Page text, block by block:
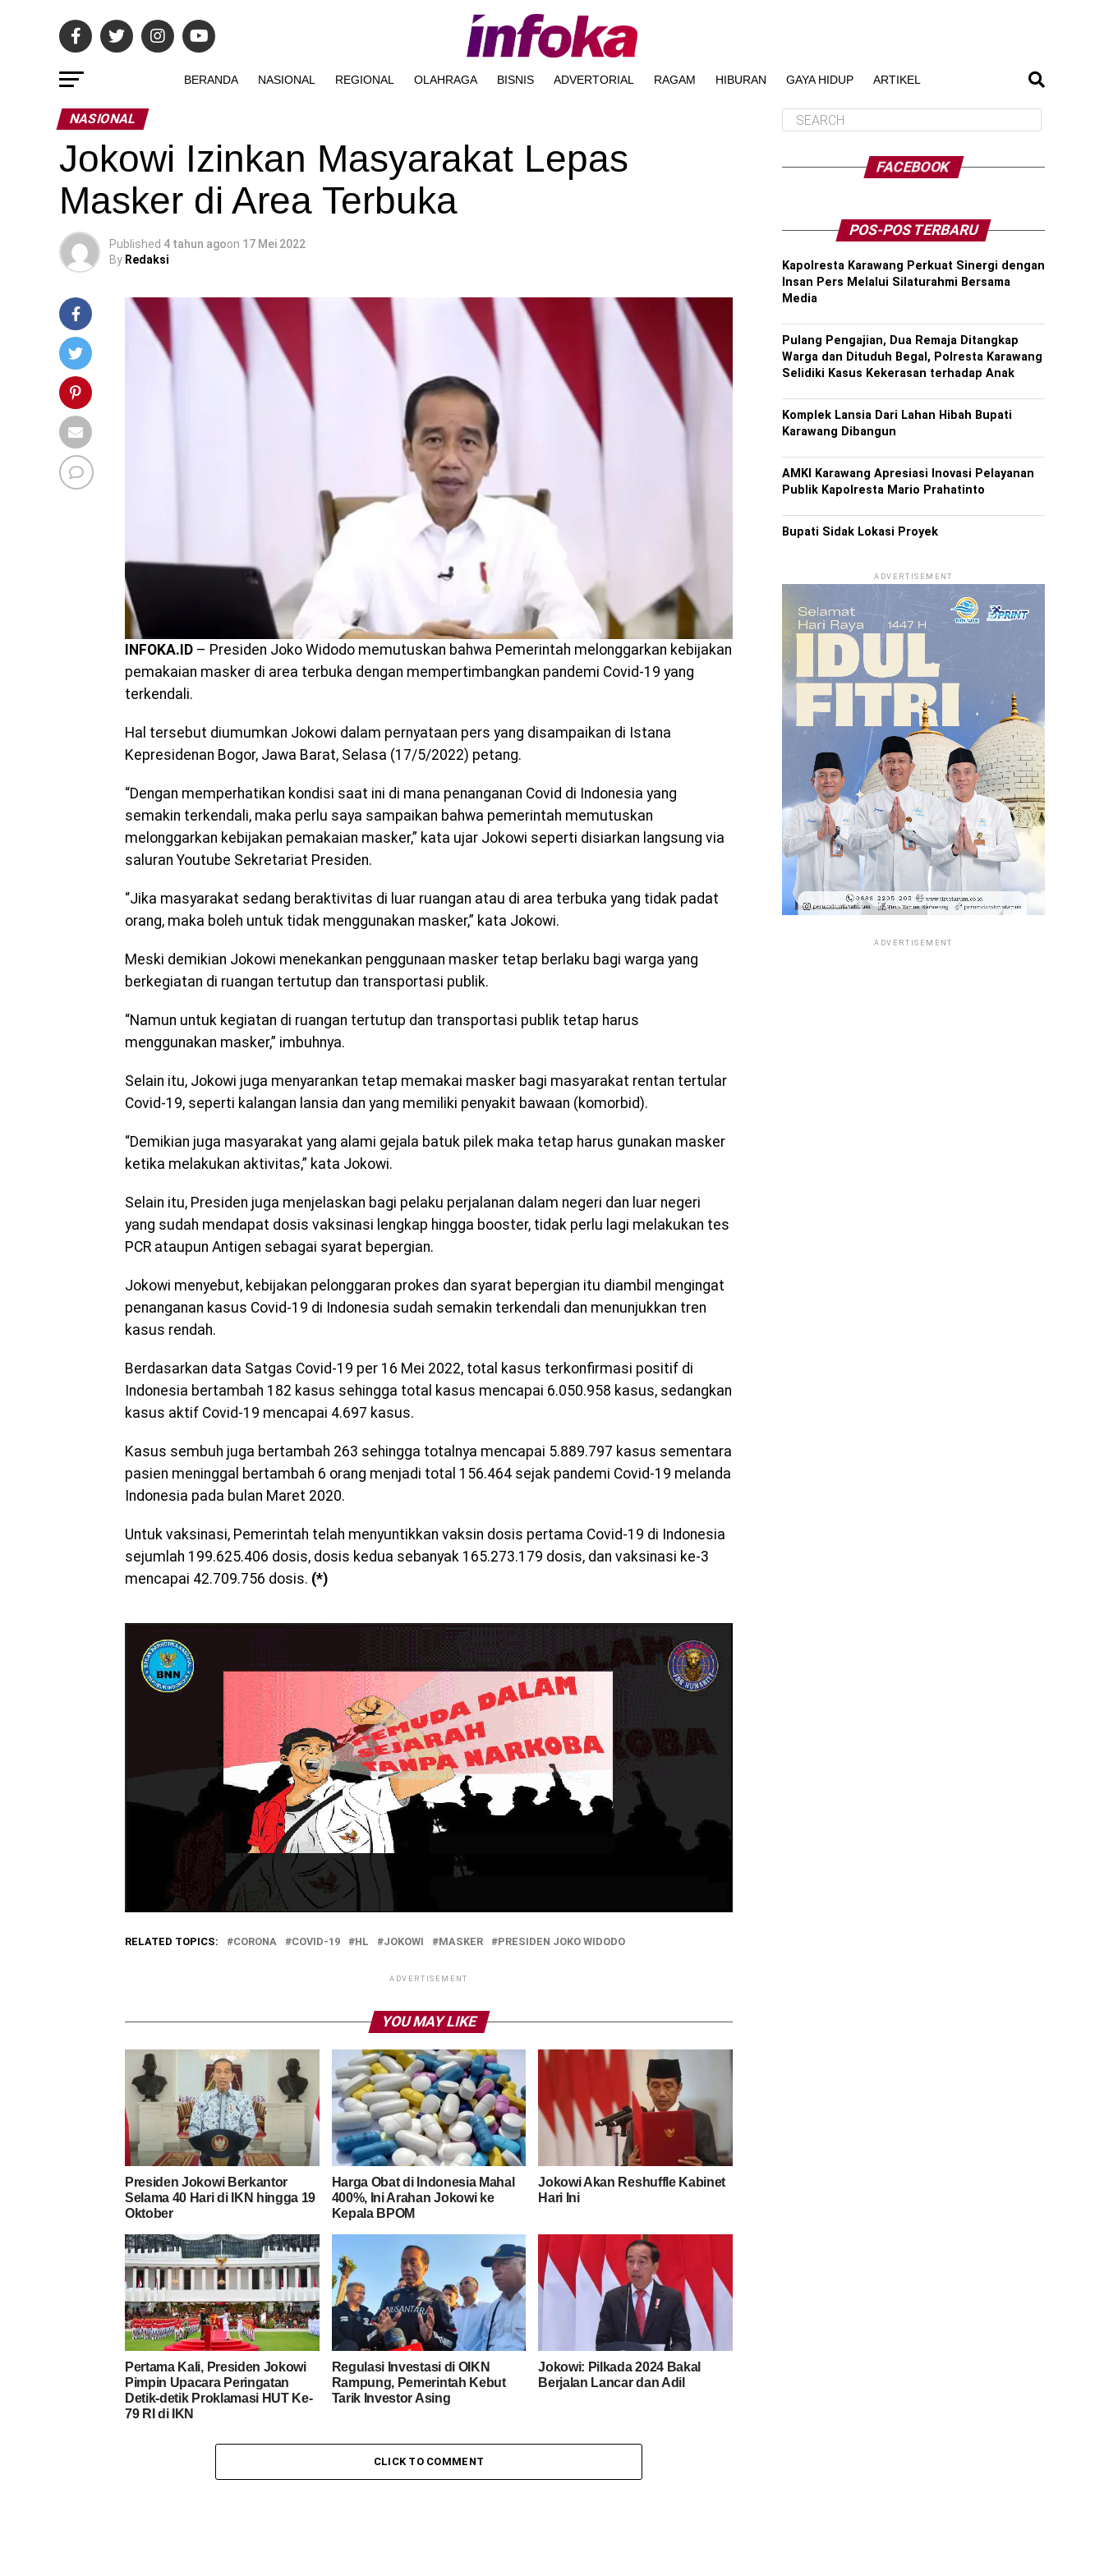
BERANDA NASIONAL REGIONAL OLAHRAGA BISNIS ADVERTORIAL RAGAM HIBURAN GAYA HIDUP ARTIKEL
NASIONAL
Jokowi Izinkan Masyarakat Lepas
Masker di Area Terbuka
Published 4 tahun agoon 17 Mei 2022
By Redaksi
INFOKA.ID – Presiden Joko Widodo memutuskan bahwa Pemerintah melonggarkan kebijakan
pemakaian masker di area terbuka dengan mempertimbangkan pandemi Covid-19 yang
terkendali.
Hal tersebut diumumkan Jokowi dalam pernyataan pers yang disampaikan di Istana
Kepresidenan Bogor, Jawa Barat, Selasa (17/5/2022) petang.
“Dengan memperhatikan kondisi saat ini di mana penanganan Covid di Indonesia yang
semakin terkendali, maka perlu saya sampaikan bahwa pemerintah memutuskan
melonggarkan kebijakan pemakaian masker,” kata ujar Jokowi seperti disiarkan langsung via
saluran Youtube Sekretariat Presiden.
“Jika masyarakat sedang beraktivitas di luar ruangan atau di area terbuka yang tidak padat
orang, maka boleh untuk tidak menggunakan masker,” kata Jokowi.
Meski demikian Jokowi menekankan penggunaan masker tetap berlaku bagi warga yang
berkegiatan di ruangan tertutup dan transportasi publik.
“Namun untuk kegiatan di ruangan tertutup dan transportasi publik tetap harus
menggunakan masker,” imbuhnya.
Selain itu, Jokowi juga menyarankan tetap memakai masker bagi masyarakat rentan tertular
Covid-19, seperti kalangan lansia dan yang memiliki penyakit bawaan (komorbid).
“Demikian juga masyarakat yang alami gejala batuk pilek maka tetap harus gunakan masker
ketika melakukan aktivitas,” kata Jokowi.
Selain itu, Presiden juga menjelaskan bagi pelaku perjalanan dalam negeri dan luar negeri
yang sudah mendapat dosis vaksinasi lengkap hingga booster, tidak perlu lagi melakukan tes
PCR ataupun Antigen sebagai syarat bepergian.
Jokowi menyebut, kebijakan pelonggaran prokes dan syarat bepergian itu diambil mengingat
penanganan kasus Covid-19 di Indonesia sudah semakin terkendali dan menunjukkan tren
kasus rendah.
Berdasarkan data Satgas Covid-19 per 16 Mei 2022, total kasus terkonfirmasi positif di
Indonesia bertambah 182 kasus sehingga total kasus mencapai 6.050.958 kasus, sedangkan
kasus aktif Covid-19 mencapai 4.697 kasus.
Kasus sembuh juga bertambah 263 sehingga totalnya mencapai 5.889.797 kasus sementara
pasien meninggal bertambah 6 orang menjadi total 156.464 sejak pandemi Covid-19 melanda
Indonesia pada bulan Maret 2020.
Untuk vaksinasi, Pemerintah telah menyuntikkan vaksin dosis pertama Covid-19 di Indonesia
sejumlah 199.625.406 dosis, dosis kedua sebanyak 165.273.179 dosis, dan vaksinasi ke-3
mencapai 42.709.756 dosis. (*)
RELATED TOPICS: CORONA COVID-19 HL JOKOWI MASKER PRESIDEN JOKO WIDODO
ADVERTISEMENT
YOU MAY LIKE
Presiden Jokowi Berkantor
Selama 40 Hari di IKN hingga 19
Oktober
Harga Obat di Indonesia Mahal
400%, Ini Arahan Jokowi ke
Kepala BPOM
Jokowi Akan Reshuffle Kabinet
Hari Ini
Pertama Kali, Presiden Jokowi
Pimpin Upacara Peringatan
Detik-detik Proklamasi HUT Ke-
79 RI di IKN
Regulasi Investasi di OIKN
Rampung, Pemerintah Kebut
Tarik Investor Asing
Jokowi: Pilkada 2024 Bakal
Berjalan Lancar dan Adil
CLICK TO COMMENT
FACEBOOK
POS-POS TERBARU
Kapolresta Karawang Perkuat Sinergi dengan
Insan Pers Melalui Silaturahmi Bersama
Media
Pulang Pengajian, Dua Remaja Ditangkap
Warga dan Dituduh Begal, Polresta Karawang
Selidiki Kasus Kekerasan terhadap Anak
Komplek Lansia Dari Lahan Hibah Bupati
Karawang Dibangun
AMKI Karawang Apresiasi Inovasi Pelayanan
Publik Kapolresta Mario Prahatinto
Bupati Sidak Lokasi Proyek
ADVERTISEMENT
ADVERTISEMENT